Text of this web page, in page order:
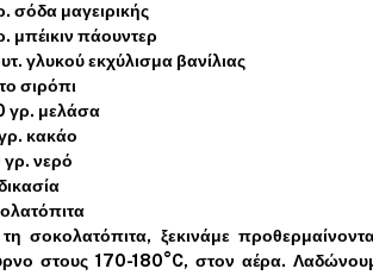
σόδα μαγειρικής
μπέικιν πάουντερ
γλυκού εκχύλισμα βανίλιας
σιρόπι
γρ. μελάσα
κακάο
γρ. νερό
τη σοκολατόπιτα, ξεκινάμε
στους 170-180°C, στον αέρα.